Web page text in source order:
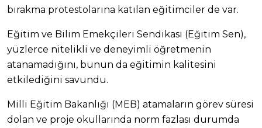
bırakma protestolarına katılan eğitimciler de var.
Eğitim ve Bilim Emekçileri Sendikası (Eğitim Sen),
yüzlerce nitelikli ve deneyimli öğretmenin
atanamadığını, bunun da eğitimin kalitesini
etkilediğini savundu.
Milli Eğitim Bakanlığı (MEB) atamaların görev süresi
dolan ve proje okullarında norm fazlası durumda